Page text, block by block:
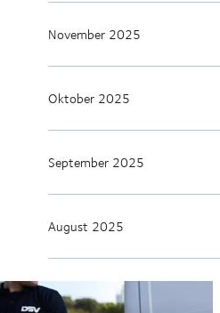
November 2025
Oktober 2025
September 2025
August 2025